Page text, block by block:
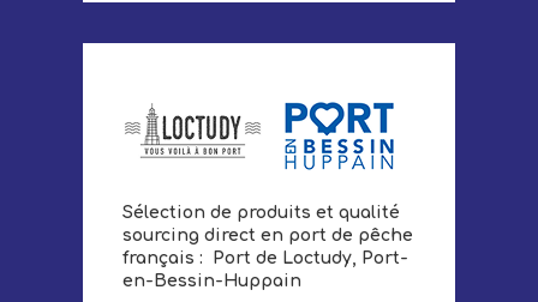
Sélection de produits et qualité
sourcing direct en port de pêche
français : Port de Loctudy, Port-
en-Bessin-Huppain